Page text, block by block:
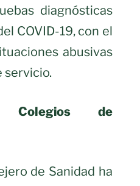
diagnósticas
COVID-19, con el
abusivas
servicio.
Colegios de
de Sanidad ha